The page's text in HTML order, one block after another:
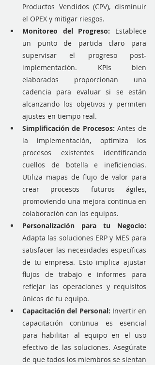
Productos Vendidos (CPV), disminuir
el OPEX y mitigar riesgos.
Monitoreo del Progreso: Establece
un punto de partida claro para
supervisar el progreso post-
implementación. KPIs bien
elaborados proporcionan una
cadencia para evaluar si se están
alcanzando los objetivos y permiten
ajustes en tiempo real.
Simplificación de Procesos: Antes de
la implementación, optimiza los
procesos existentes identificando
cuellos de botella e ineficiencias.
Utiliza mapas de flujo de valor para
crear procesos futuros ágiles,
promoviendo una mejora continua en
colaboración con los equipos.
Adapta las soluciones ERP y MES para
satisfacer las necesidades específicas
de tu empresa. Esto implica ajustar
flujos de trabajo e informes para
reflejar las operaciones y requisitos
únicos de tu equipo.
Capacitación del Personal: Invertir en
capacitación continua es esencial
para habilitar al equipo en el uso
efectivo de las soluciones. Asegúrate
de que todos los miembros se sientan